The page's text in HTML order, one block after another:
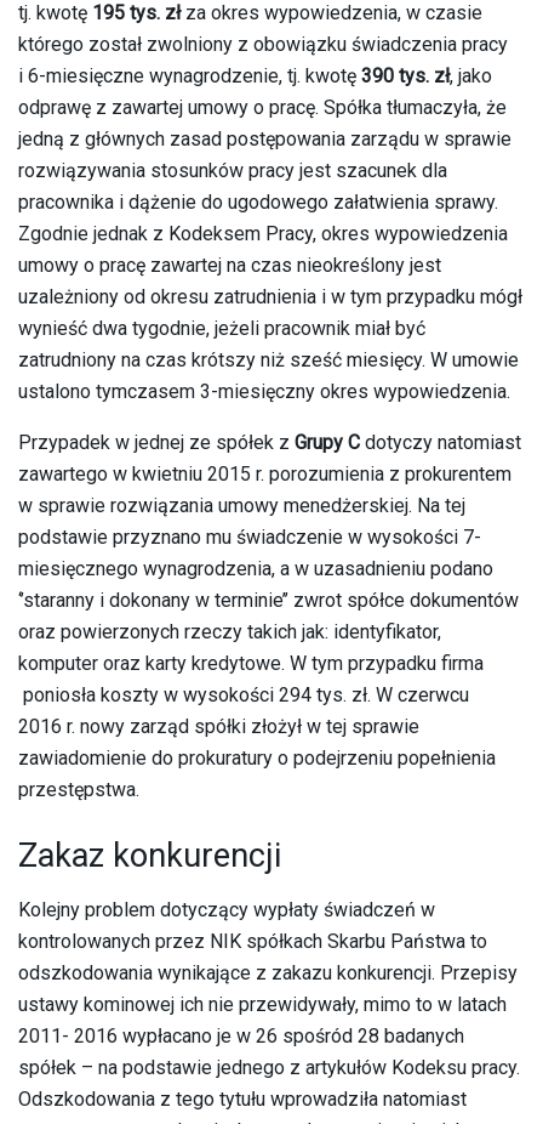
tj. kwotę 195 tys. złza okres wypowiedzenia, w czasie
którego został zwolniony z obowiązku świadczenia pracy
i 6-miesięczne wynagrodzenie, tj. kwotę 390 tys. zł, jako
odprawę z zawartej umowy o pracę. Spółka tłumaczyła, że
jedną z głównych zasad postępowania zarządu w sprawie
rozwiązywania stosunków pracy jest szacunek dla
pracownika i dążenie do ugodowego załatwienia sprawy.
Zgodnie jednak z Kodeksem Pracy, okres wypowiedzenia
umowy o pracę zawartej na czas nieokreślony jest
uzależniony od okresu zatrudnienia i w tym przypadku mógł
wynieść dwa tygodnie, jeżeli pracownik miał być
zatrudniony na czas krótszy niż sześć miesięcy. W umowie
ustalono tymczasem 3-miesięczny okres wypowiedzenia.
Przypadek w jednej ze spółek z Grupy C dotyczy natomiast
zawartego w kwietniu 2015 r. porozumienia z prokurentem
w sprawie rozwiązania umowy menedżerskiej. Na tej
podstawie przyznano mu świadczenie w wysokości 7-
miesięcznego wynagrodzenia, a w uzasadnieniu podano
‘’staranny i dokonany w terminie’’ zwrot spółce dokumentów
oraz powierzonych rzeczy takich jak: identyfikator,
komputer oraz karty kredytowe. W tym przypadku firma
poniosła koszty w wysokości 294 tys. zł. W czerwcu
2016 r. nowy zarząd spółki złożył w tej sprawie
zawiadomienie do prokuratury o podejrzeniu popełnienia
przestępstwa.
Zakaz konkurencji
Kolejny problem dotyczący wypłaty świadczeń w
kontrolowanych przez NIK spółkach Skarbu Państwa to
odszkodowania wynikające z zakazu konkurencji. Przepisy
ustawy kominowej ich nie przewidywały, mimo to w latach
2011- 2016 wypłacano je w 26 spośród 28 badanych
spółek – na podstawie jednego z artykułów Kodeksu pracy.
Odszkodowania z tego tytułu wprowadziła natomiast